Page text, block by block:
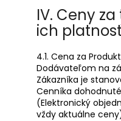
IV. Ceny
ich
4.1. Cena za
Dodávateľom na
Zákazníka je
Cenníka
(Elektronický
vždy aktuálne